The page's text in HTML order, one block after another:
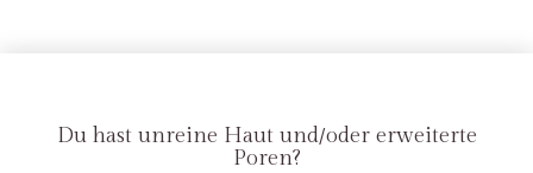
Du hast unreine Haut und/oder erweiterte
Poren?